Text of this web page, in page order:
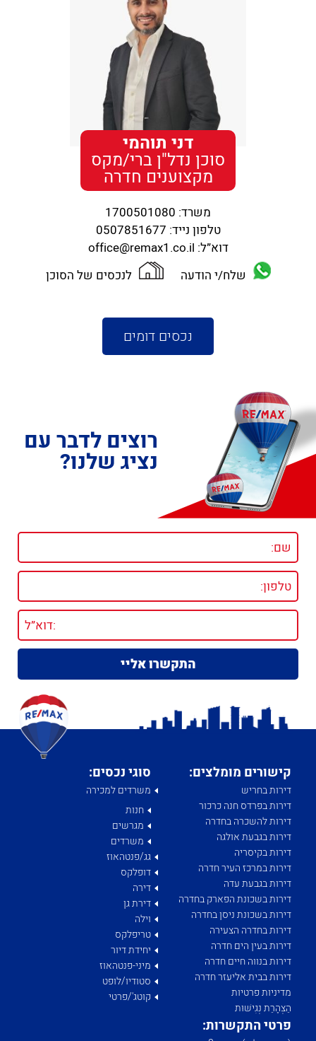
דני תוהמי
סוכן נדל"ן ברי/מקס
מקצוענים חדרה
משרד: 1700501080
טלפון נייד: 0507851677
דוא”ל: office@remax1.co.il
שלח/י הודעה
לנכסים של הסוכן
נכסים דומים
רוצים לדבר עם
נציג שלנו?
קישורים מומלצים:
דירות בחריש
דירות בפרדס חנה כרכור
דירות להשכרה בחדרה
דירות בגבעת אולגה
דירות בקיסריה
דירות במרכז העיר חדרה
דירות בגבעת עדה
דירות בשכונת הפארק בחדרה
דירות בשכונת ניסן בחדרה
דירות בחדרה הצעירה
דירות בעין הים חדרה
דירות בנווה חיים חדרה
דירות בבית אליעזר חדרה
מדיניות פרטיות
הַצְהָרַת נְגִישׁוּת
סוגי נכסים:
משרדים למכירה
חנות
מגרשים
משרדים
גג/פנטהאוז
דופלקס
דירה
דירת גן
וילה
טריפלקס
יחידת דיור
מיני-פנטהאוז
סטודיו/לופט
קוטג'/פרטי
פרטי התקשרות: